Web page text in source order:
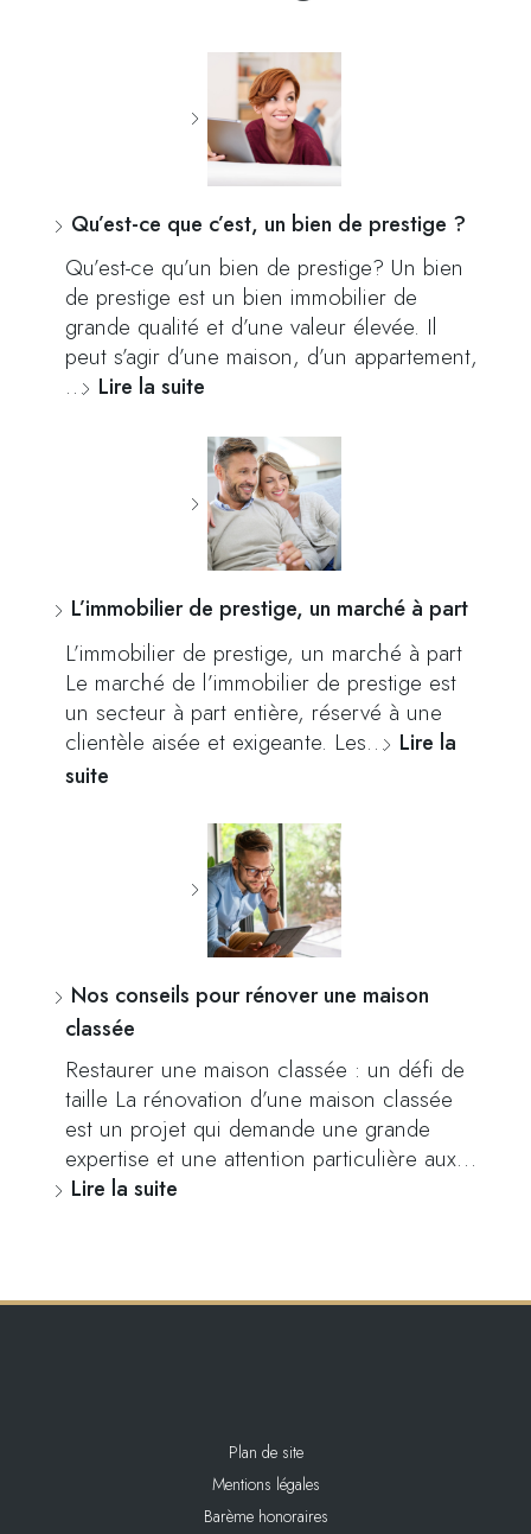
Qu’est-ce que c’est, un bien de prestige ?
Qu’est-ce qu’un bien de prestige? Un bien
de prestige est un bien immobilier de
grande qualité et d’une valeur élevée. Il
peut s’agir d’une maison, d’un appartement,
… Lire la suite
L’immobilier de prestige, un marché à part
L’immobilier de prestige, un marché à part
Le marché de l’immobilier de prestige est
un secteur à part entière, réservé à une
clientèle aisée et exigeante. Les… Lire la
suite
Nos conseils pour rénover une maison
classée
Restaurer une maison classée : un défi de
taille La rénovation d’une maison classée
est un projet qui demande une grande
expertise et une attention particulière aux…
Lire la suite
Plan de site
Mentions légales
Barème honoraires